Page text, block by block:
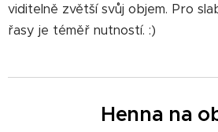
viditelně zvětší svůj objem. Pro
řasy je téměř nutností. :)
Henna na